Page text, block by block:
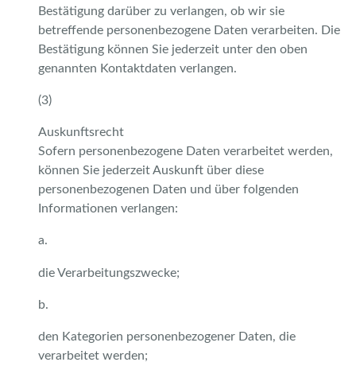
Bestätigung darüber zu verlangen, ob wir sie
betreffende personenbezogene Daten verarbeiten. Die
Bestätigung können Sie jederzeit unter den oben
genannten Kontaktdaten verlangen.
(3)
Auskunftsrecht
Sofern personenbezogene Daten verarbeitet werden,
können Sie jederzeit Auskunft über diese
personenbezogenen Daten und über folgenden
Informationen verlangen:
a.
die Verarbeitungszwecke;
b.
den Kategorien personenbezogener Daten, die
verarbeitet werden;